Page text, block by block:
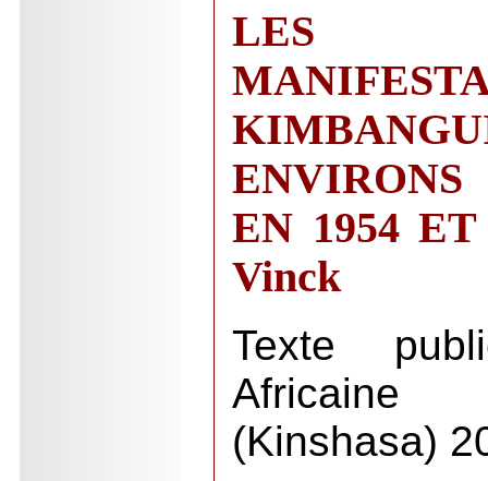
LES
EN 1954
Vinck
Texte
(Kinshasa)